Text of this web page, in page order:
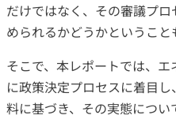
だけではなく、その審議プ
められるかどうかということ
そこで、本レポートでは、
に政策決定プロセスに着目
料に基づき、その実態につい